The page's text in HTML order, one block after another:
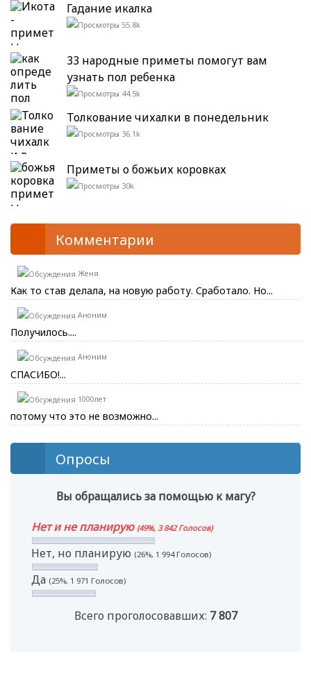
Гадание икалка
55.8k
33 народные приметы помогут вам
узнать пол ребенка
44.5k
Толкование чихалки в понедельник
36.1k
Приметы о божьих коровках
30k
Комментарии
Женя
Как то став делала, на новую работу. Сработало. Но...
Аноним
Получилось....
Аноним
СПАСИБО!...
1000лет
потому что это не возможно...
Опросы
Вы обращались за помощью к магу?
Нет и не планирую (49%, 3 842 Голосов)
Нет, но планирую (26%, 1 994 Голосов)
Да (25%, 1 971 Голосов)
Всего проголосовавших: 7 807